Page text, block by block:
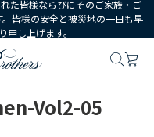
た皆様ならびにそのご家族・ご
皆様の安全と被災地の一日も早
申し上げます。
Vol2-05